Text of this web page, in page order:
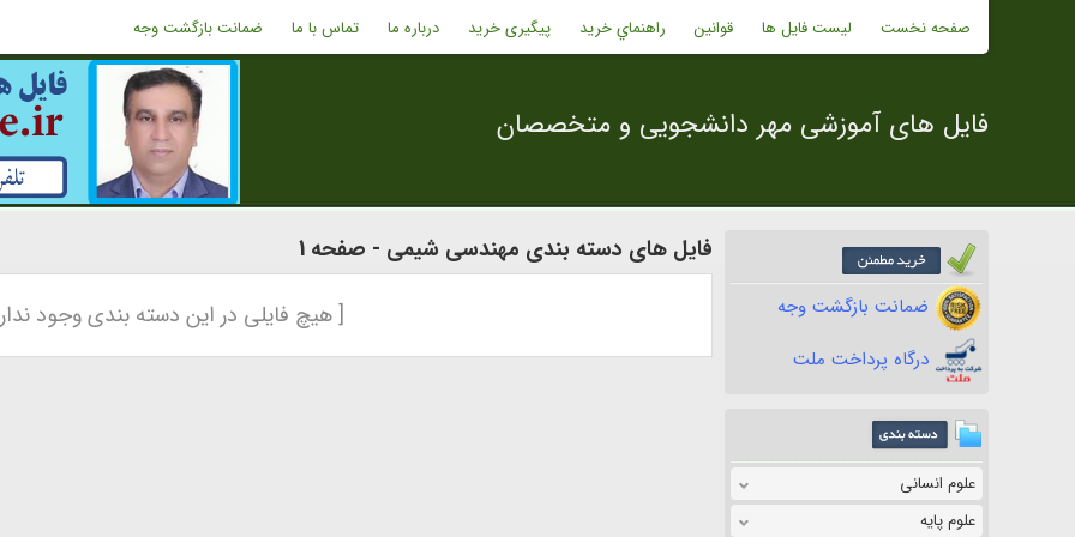
صفحه نخست لیست فایل ها قوانین راهنماي خريد پیگیری خرید درباره ما تماس با ما ضمانت بازگشت وجه
فایل های آموزشی مهر دانشجویی و متخصصان
ضمانت بازگشت وجه
درگاه پرداخت ملت
علوم انسانی
علوم پایه
فایل های دسته بندی مهندسی شیمی - صفحه 1
[ هیچ فایلی در این دسته بندی وجود